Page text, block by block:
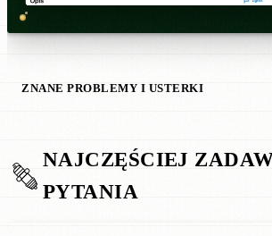
ZNANE PROBLEMY I USTERKI
NAJCZĘŚCIEJ
PYTANIA